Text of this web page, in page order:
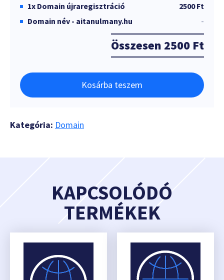
1x Domain újraregisztráció
2500 Ft
Domain név - aitanulmany.hu
-
Összesen 2500 Ft
Kosárba teszem
Kategória: Domain
KAPCSOLÓDÓ
TERMÉKEK